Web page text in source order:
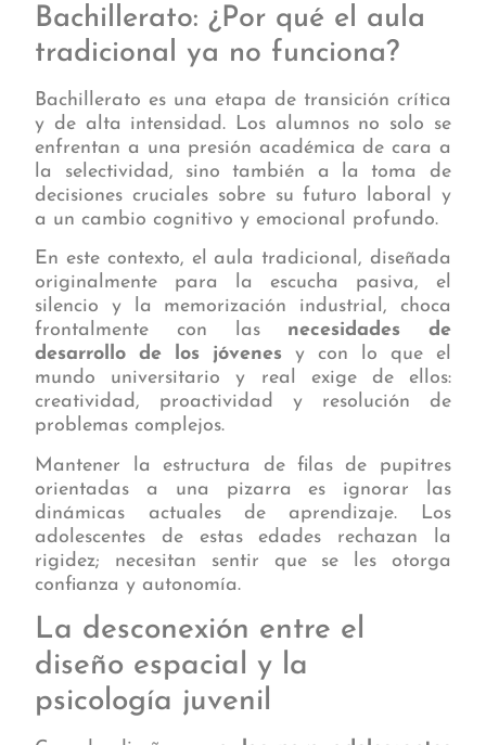
Bachillerato: ¿Por qué el aula
tradicional ya no funciona?
Bachillerato es una etapa de transición crítica
y de alta intensidad. Los alumnos no solo se
enfrentan a una presión académica de cara a
la selectividad, sino también a la toma de
decisiones cruciales sobre su futuro laboral y
a un cambio cognitivo y emocional profundo.
En este contexto, el aula tradicional, diseñada
originalmente para la escucha pasiva, el
silencio y la memorización industrial, choca
frontalmente con las necesidades de
desarrollo de los jóvenes y con lo que el
mundo universitario y real exige de ellos:
creatividad, proactividad y resolución de
problemas complejos.
Mantener la estructura de filas de pupitres
orientadas a una pizarra es ignorar las
dinámicas actuales de aprendizaje. Los
adolescentes de estas edades rechazan la
rigidez; necesitan sentir que se les otorga
confianza y autonomía.
La desconexión entre el
diseño espacial y la
psicología juvenil